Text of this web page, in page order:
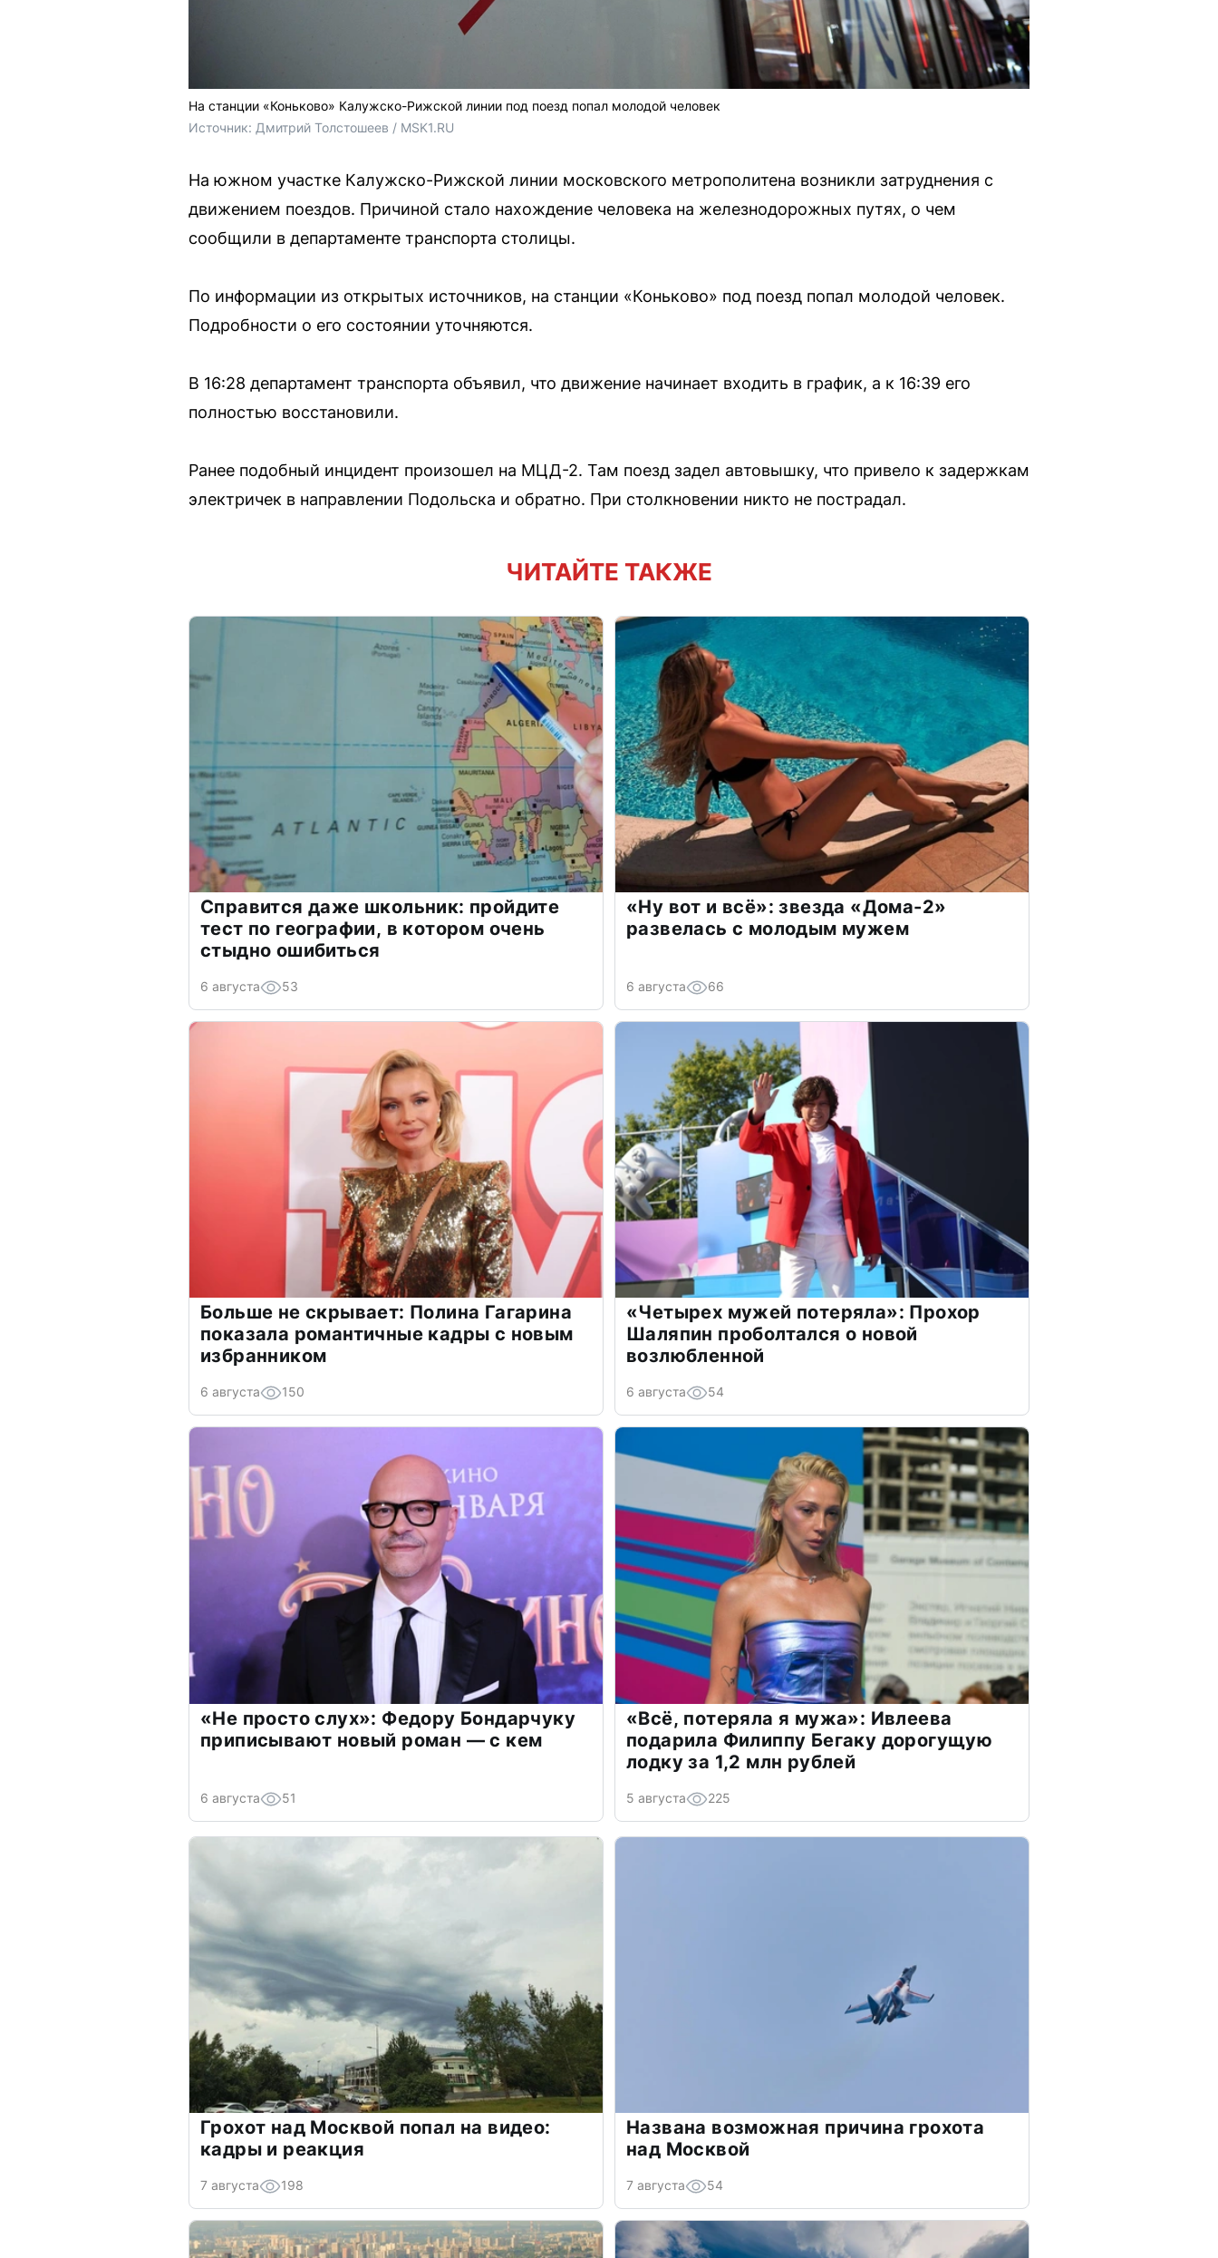
На станции «Коньково» Калужско-Рижской линии под поезд попал молодой человек
Источник: Дмитрий Толстошеев / MSK1.RU
На южном участке Калужско-Рижской линии московского метрополитена возникли затруднения с
движением поездов. Причиной стало нахождение человека на железнодорожных путях, о чем
сообщили в департаменте транспорта столицы.
По информации из открытых источников, на станции «Коньково» под поезд попал молодой человек.
Подробности о его состоянии уточняются.
В 16:28 департамент транспорта объявил, что движение начинает входить в график, а к 16:39 его
полностью восстановили.
Ранее подобный инцидент произошел на МЦД-2. Там поезд задел автовышку, что привело к задержкам
электричек в направлении Подольска и обратно. При столкновении никто не пострадал.
ЧИТАЙТЕ ТАКЖЕ
Справится даже школьник: пройдите
тест по географии, в котором очень
стыдно ошибиться
6 августа 53
«Ну вот и всё»: звезда «Дома-2»
развелась с молодым мужем
6 августа 66
Больше не скрывает: Полина Гагарина
показала романтичные кадры с новым
избранником
6 августа 150
«Четырех мужей потеряла»: Прохор
Шаляпин проболтался о новой
возлюбленной
6 августа 54
«Не просто слух»: Федору Бондарчуку
приписывают новый роман — с кем
6 августа 51
«Всё, потеряла я мужа»: Ивлеева
подарила Филиппу Бегаку дорогущую
лодку за 1,2 млн рублей
5 августа 225
Грохот над Москвой попал на видео:
кадры и реакция
7 августа 198
Названа возможная причина грохота
над Москвой
7 августа 54